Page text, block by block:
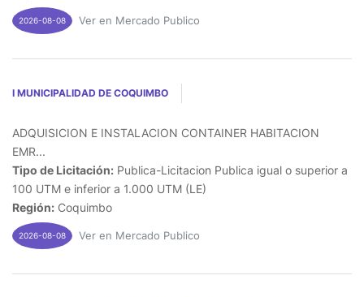
2026-08-08 Ver en Mercado Publico
I MUNICIPALIDAD DE COQUIMBO
ADQUISICION E INSTALACION CONTAINER HABITACION
EMR...
Tipo de Licitación: Publica-Licitacion Publica igual o superior a
100 UTM e inferior a 1.000 UTM (LE)
Región: Coquimbo
2026-08-08 Ver en Mercado Publico